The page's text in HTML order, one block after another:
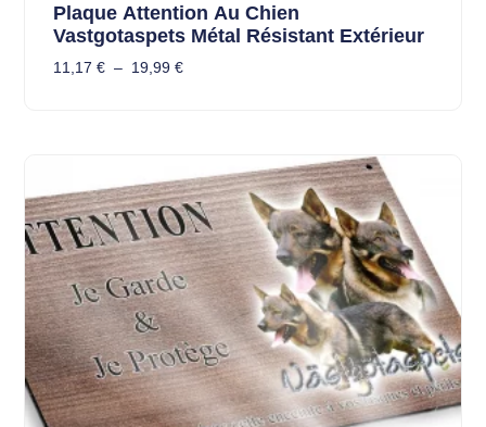
Plaque Attention Au Chien
Vastgotaspets Métal Résistant Extérieur
11,17 € – 19,99 €